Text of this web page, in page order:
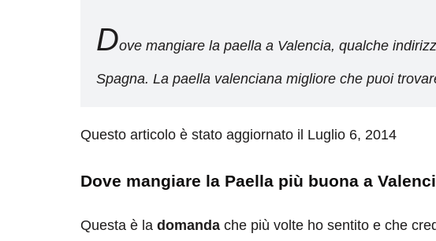
Dove mangiare la paella a Valencia, qualche
Spagna. La paella valenciana migliore che puoi
Questo articolo è stato aggiornato il Luglio 6, 2014
Dove mangiare la Paella più buona a
Questa è la domanda che più volte ho sentito e che